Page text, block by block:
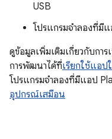
USB
โปรแกรมจำลองที่มี
ดูข้อมูลเพิ่มเติมเกี่ยวกับกา
การพัฒนาได้ที่เรียกใช้แอ
โปรแกรมจำลองที่มีแอป
อุปกรณ์เสมือน